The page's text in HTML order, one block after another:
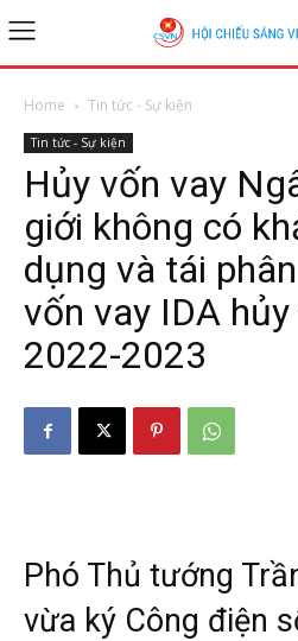
Home Tin tức - Sự kiện
Tin tức - Sự kiện
Hủy vốn vay
giới không có
dụng và tái
vốn vay IDA
2022-2023
Phó Thủ tướng
vừa ký Công điện